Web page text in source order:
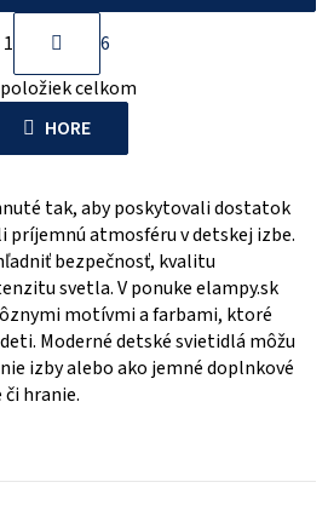
O
v
l
á
a
c
i
e
p
r
v
v
S
t
r
á
n
o
v
a
n
i
e
1
6
položiek celkom
HORE
tak, aby poskytovali dostatok
príjemnú atmosféru v detskej izbe.
bezpečnosť, kvalitu
svetla. V ponuke elampy.sk
motívmi a farbami, ktoré
Moderné detské svietidlá môžu
izby alebo ako jemné doplnkové
hranie.